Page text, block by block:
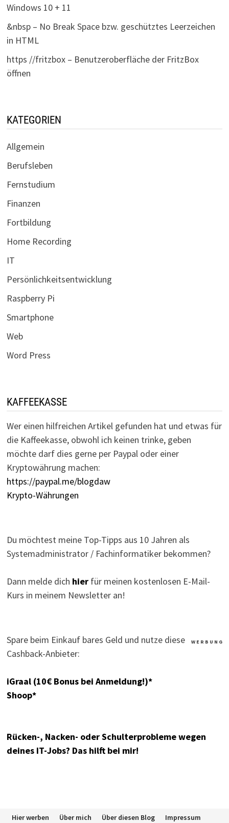
Windows 10 + 11
&nbsp – No Break Space bzw. geschütztes Leerzeichen
in HTML
https //fritzbox – Benutzeroberfläche der FritzBox
öffnen
KATEGORIEN
Allgemein
Berufsleben
Fernstudium
Finanzen
Fortbildung
Home Recording
IT
Persönlichkeitsentwicklung
Raspberry Pi
Smartphone
Web
Word Press
KAFFEEKASSE
Wer einen hilfreichen Artikel gefunden hat und etwas für
die Kaffeekasse, obwohl ich keinen trinke, geben
möchte darf dies gerne per Paypal oder einer
Kryptowährung machen:
https://paypal.me/blogdaw
Krypto-Währungen
Du möchtest meine Top-Tipps aus 10 Jahren als
Systemadministrator / Fachinformatiker bekommen?
Dann melde dich hierfür meinen kostenlosen E-Mail-
Kurs in meinem Newsletter an!
W E R B U N G
Spare beim Einkauf bares Geld und nutze diese
Cashback-Anbieter:
iGraal (10€ Bonus bei Anmeldung!)*
Shoop*
Rücken-, Nacken- oder Schulterprobleme wegen
deines IT-Jobs? Das hilft bei mir!
Hier werben Über mich Über diesen Blog Impressum